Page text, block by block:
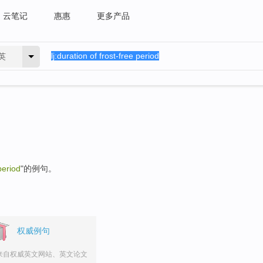
云笔记 惠惠 更多产品
"的例句。
权威例句
自权威英文网站、英文论文